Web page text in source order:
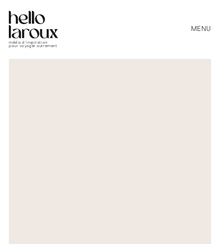
média d’inspiration
pour voyager autrement
MENU